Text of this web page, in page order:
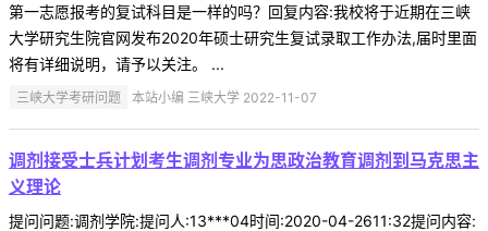
第一志愿报考的复试科目是一样的吗？回复内容:我校将于近期在三峡
大学研究生院官网发布2020年硕士研究生复试录取工作办法,届时里面
将有详细说明，请予以关注。 ...
三峡大学考研问题 本站小编 三峡大学 2022-11-07
调剂接受士兵计划考生调剂专业为思政治教育调剂到马克思主
义理论
提问问题:调剂学院:提问人:13***04时间:2020-04-2611:32提问内容: